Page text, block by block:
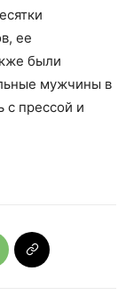
ее
были
мужчины в
с прессой и